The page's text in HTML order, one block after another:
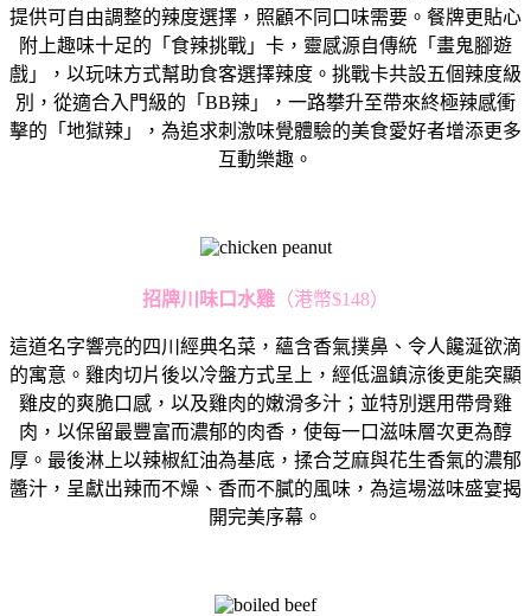
提供可自由調整的辣度選擇，照顧不同口味需要。餐牌更貼心
附上趣味十足的「食辣挑戰」卡，靈感源自傳統「畫鬼腳遊
戲」，以玩味方式幫助食客選擇辣度。挑戰卡共設五個辣度級
別，從適合入門級的「BB辣」，一路攀升至帶來終極辣感衝
擊的「地獄辣」，為追求刺激味覺體驗的美食愛好者增添更多
互動樂趣。
招牌川味口水雞 （港幣$148）
這道名字響亮的四川經典名菜，蘊含香氣撲鼻、令人饞涎欲滴
的寓意。雞肉切片後以冷盤方式呈上，經低溫鎮涼後更能突顯
雞皮的爽脆口感，以及雞肉的嫩滑多汁；並特別選用帶骨雞
肉，以保留最豐富而濃郁的肉香，使每一口滋味層次更為醇
厚。最後淋上以辣椒紅油為基底，揉合芝麻與花生香氣的濃郁
醬汁，呈獻出辣而不燥、香而不膩的風味，為這場滋味盛宴揭
開完美序幕。